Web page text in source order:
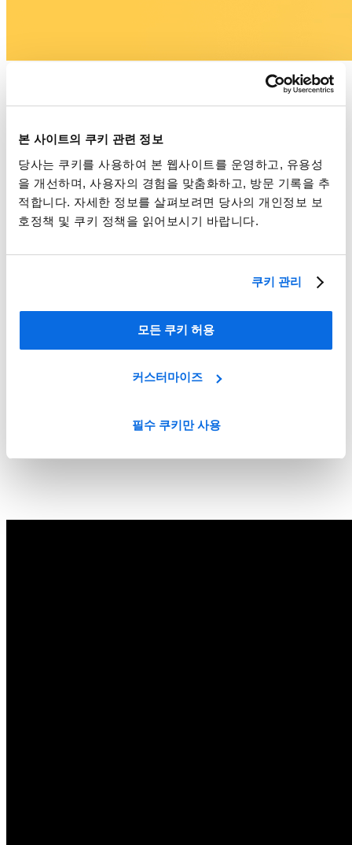
본 사이트의 쿠키 관련 정보
당사는 쿠키를 사용하여 본 웹사이트를 운영하고, 유용성
을 개선하며, 사용자의 경험을 맞춤화하고, 방문 기록을 추
적합니다. 자세한 정보를 살펴보려면 당사의 개인정보 보
호정책 및 쿠키 정책을 읽어보시기 바랍니다.
쿠키 관리
모든 쿠키 허용
커스터마이즈
필수 쿠키만 사용
글로벌로 확장하는 아시아 뷰티와 운영 가이드
더 알아보기